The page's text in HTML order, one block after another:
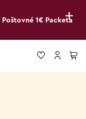
+
Poštovné 1€ Packeta